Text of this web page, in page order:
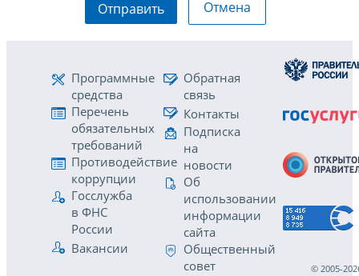
Отправить Отмена
Программные
средства
Перечень
обязательных
требований
Противодействие
коррупции
Госслужба
в ФНС
России
Вакансии
Обратная
связь
Контакты
Подписка
на
новости
Об
использовании
информации
сайта
Общественный
совет
© 2005-